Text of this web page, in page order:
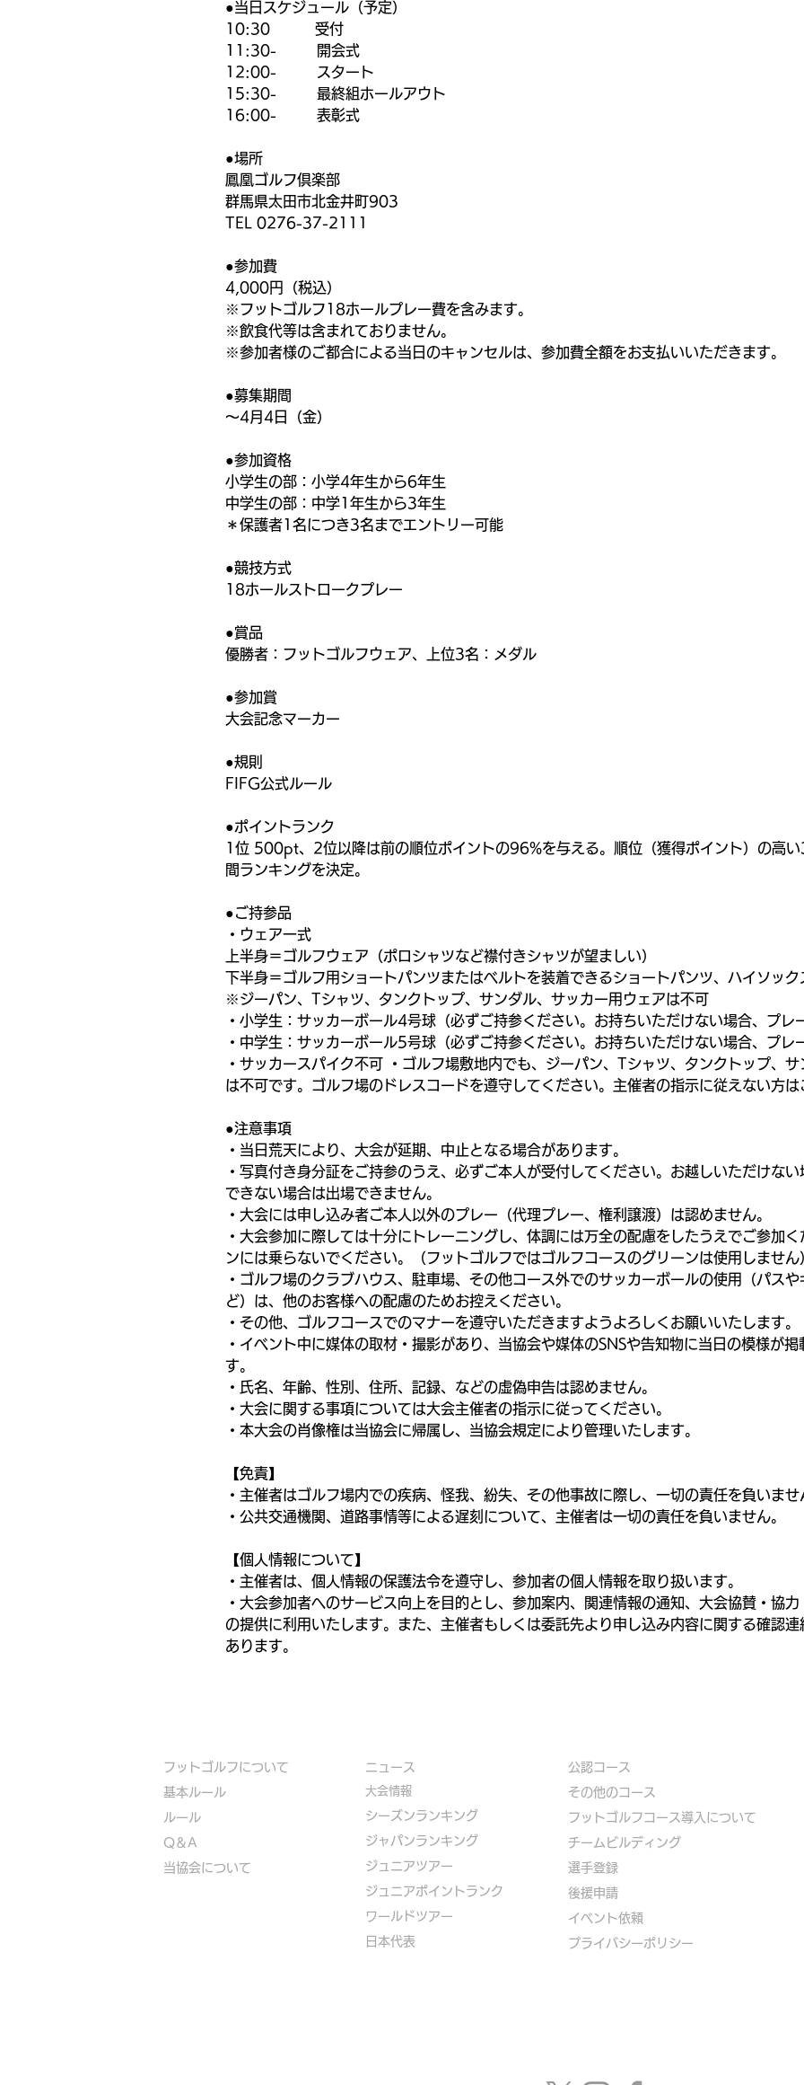
●当日スケジュール（予定）
10:30          受付
11:30-         開会式
12:00-         スタート
15:30-         最終組ホールアウト
16:00-         表彰式
●場所
鳳凰ゴルフ倶楽部
群馬県太田市北金井町903
TEL 0276-37-2111
●参加費
4,000円（税込）
※フットゴルフ18ホールプレー費を含みます。
※飲食代等は含まれておりません。
※参加者様のご都合による当日のキャンセルは、参加費全額をお支払いいただきます。
●募集期間
〜4月4日（金）
●参加資格
小学生の部：小学4年生から6年生
中学生の部：中学1年生から3年生
＊保護者1名につき3名までエントリー可能
●競技方式
18ホールストロークプレー
●賞品
優勝者：フットゴルフウェア、上位3名：メダル
●参加賞
大会記念マーカー
●規則
FIFG公式ルール
●ポイントランク
1位 500pt、2位以降は前の順位ポイントの96%を与える。順位（獲得ポイント）の高
間ランキングを決定。
●ご持参品
・ウェア一式
上半身＝ゴルフウェア（ポロシャツなど襟付きシャツが望ましい）
下半身＝ゴルフ用ショートパンツまたはベルトを装着できるショートパンツ、ハイソック
※ジーパン、Tシャツ、タンクトップ、サンダル、サッカー用ウェアは不可
・小学生：サッカーボール4号球（必ずご持参ください。お持ちいただけない場合、プレ
・中学生：サッカーボール5号球（必ずご持参ください。お持ちいただけない場合、プレ
・サッカースパイク不可 ・ゴルフ場敷地内でも、ジーパン、Tシャツ、タンクトップ、
は不可です。ゴルフ場のドレスコードを遵守してください。主催者の指示に従えない方は
●注意事項
・当日荒天により、大会が延期、中止となる場合があります。
・写真付き身分証をご持参のうえ、必ずご本人が受付してください。お越しいただけな
できない場合は出場できません。
・大会には申し込み者ご本人以外のプレー（代理プレー、権利譲渡）は認めません。
・大会参加に際しては十分にトレーニングし、体調には万全の配慮をしたうえでご参加
ンには乗らないでください。（フットゴルフではゴルフコースのグリーンは使用しません
・ゴルフ場のクラブハウス、駐車場、その他コース外でのサッカーボールの使用（パス
ど）は、他のお客様への配慮のためお控えください。
・その他、ゴルフコースでのマナーを遵守いただきますようよろしくお願いいたします。
・イベント中に媒体の取材・撮影があり、当協会や媒体のSNSや告知物に当日の模様が
す。
・氏名、年齢、性別、住所、記録、などの虚偽申告は認めません。
・大会に関する事項については大会主催者の指示に従ってください。
・本大会の肖像権は当協会に帰属し、当協会規定により管理いたします。
【免責】
・主催者はゴルフ場内での疾病、怪我、紛失、その他事故に際し、一切の責任を負いませ
・公共交通機関、道路事情等による遅刻について、主催者は一切の責任を負いません。
【個人情報について】
・主催者は、個人情報の保護法令を遵守し、参加者の個人情報を取り扱います。
・大会参加者へのサービス向上を目的とし、参加案内、関連情報の通知、大会協賛・協
の提供に利用いたします。また、主催者もしくは委託先より申し込み内容に関する確認
あります。
フットゴルフについて
基本ルール
ルール
Q＆A
​当協会について
​ニュース
大会情報
シーズンランキング
ジャパンランキング
ジュニアツアー
ジュニアポイントランク
​ワールドツアー
​​日本代表
公認コース
​その他のコース
​ フットゴルフコース導入について
​チームビルディング
選手登録​
​後援申請
​イベント依頼
プライバシーポリシー